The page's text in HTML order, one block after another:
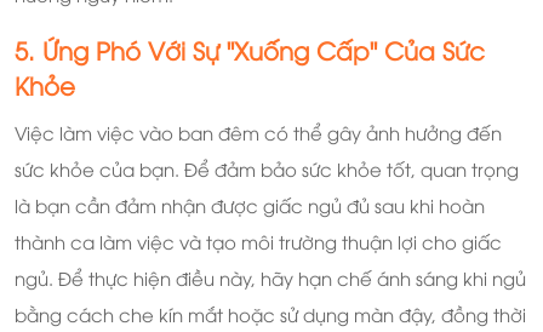
5. Ứng Phó Với Sự "Xuống Cấp" Của Sức
Khỏe
Việc làm việc vào ban đêm có thể gây ảnh hưởng đến
sức khỏe của bạn. Để đảm bảo sức khỏe tốt, quan trọng
là bạn cần đảm nhận được giấc ngủ đủ sau khi hoàn
thành ca làm việc và tạo môi trường thuận lợi cho giấc
ngủ. Để thực hiện điều này, hãy hạn chế ánh sáng khi ngủ
bằng cách che kín mắt hoặc sử dụng màn đậy, đồng thời